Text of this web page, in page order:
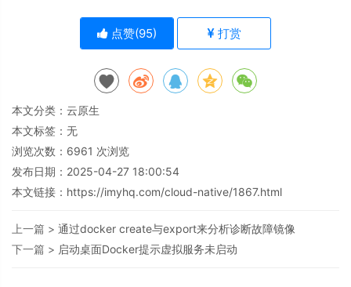
点赞(95) 打赏
本文分类： 云原生
本文标签：无
浏览次数： 6961 次浏览
发布日期：2025-04-27 18:00:54
本文链接： https://imyhq.com/cloud-native/1867.html
上一篇 > 通过docker create与export来分析诊断故障镜像
下一篇 > 启动桌面Docker提示虚拟服务未启动